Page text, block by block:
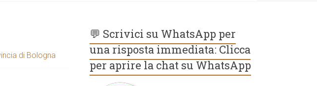
di Bologna
💬 Scrivici su WhatsApp per
una risposta immediata: Clicca
per aprire la chat su WhatsApp